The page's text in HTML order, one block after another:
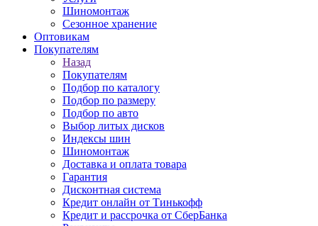
Шиномонтаж
Сезонное хранение
Оптовикам
Покупателям
Назад
Покупателям
Подбор по каталогу
Подбор по размеру
Подбор по авто
Выбор литых дисков
Индексы шин
Шиномонтаж
Доставка и оплата товара
Гарантия
Дисконтная система
Кредит онлайн от Тинькофф
Кредит и рассрочка от СберБанка